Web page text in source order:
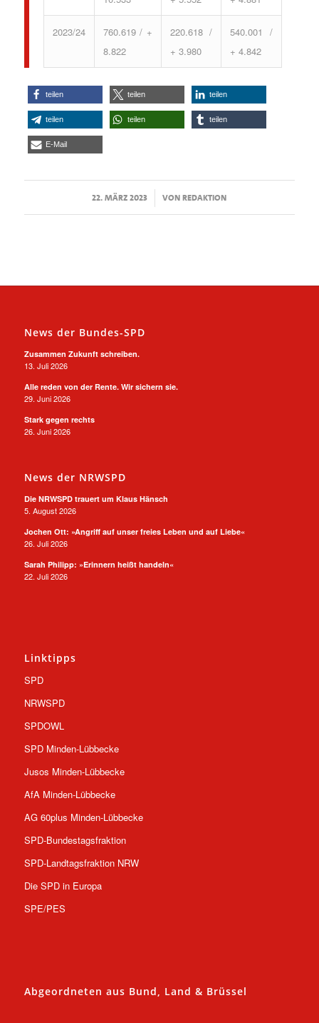
2023/24
760.619 / +
8.822
220.618 /
+ 3.980
540.001 /
+ 4.842
teilen teilen teilen
teilen teilen teilen
E-Mail
22. MÄRZ 2023
/ VONREDAKTION
News der Bundes-SPD
Zusammen Zukunft schreiben.
13. Juli 2026
Alle reden von der Rente. Wir sichern sie.
29. Juni 2026
Stark gegen rechts
26. Juni 2026
News der NRWSPD
Die NRWSPD trauert um Klaus Hänsch
5. August 2026
Jochen Ott: »Angriff auf unser freies Leben und auf Liebe«
26. Juli 2026
Sarah Philipp: »Erinnern heißt handeln«
22. Juli 2026
Linktipps
SPD
NRWSPD
SPDOWL
SPD Minden-Lübbecke
Jusos Minden-Lübbecke
AfA Minden-Lübbecke
AG 60plus Minden-Lübbecke
SPD-Bundestagsfraktion
SPD-Landtagsfraktion NRW
Die SPD in Europa
SPE/PES
Abgeordneten aus Bund, Land & Brüssel